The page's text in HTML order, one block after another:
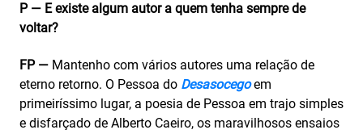
P — E existe algum autor a quem tenha sempre de
voltar?
FP — Mantenho com vários autores uma relação de
eterno retorno. O Pessoa do Desasocegoem
primeiríssimo lugar, a poesia de Pessoa em trajo simples
e disfarçado de Alberto Caeiro, os maravilhosos ensaios